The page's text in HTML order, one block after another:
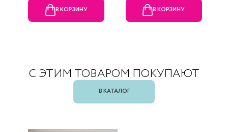
В КОРЗИНУ В КОРЗИНУ
С ЭТИМ ТОВАРОМ ПОКУПАЮТ
В КАТАЛОГ